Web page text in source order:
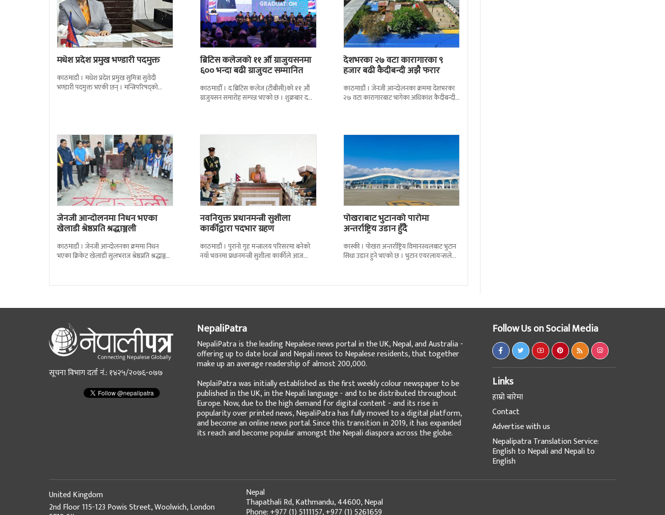
मधेश प्रदेश प्रमुख भण्डारी पदमुक्त
काठमाडौं । मधेश प्रदेश प्रमुख सुमित्रा सुवेदी
भण्डारी पदमुक्त भएकी छन् । मन्त्रिपरिषद्को
ब्रिटिस कलेजको ११ औँ ग्राजुयसनमा
६०० भन्दा बढी ग्राजुयट सम्मानित
काठमाडौँ । द ब्रिटिस कलेज (टीबीसी)को ११ औं
ग्राजुयसन समारोह सम्पन्न भएको छ । शुक्रबार द
देशभरका २७ वटा कारागारका ९
हजार बढी कैदीबन्दी अझै फरार
काठमाडौं । जेनजी आन्दोलनका क्रममा देशभरका
२७ वटा कारागारबाट भागेका अधिकांश कैदीबन्दी
जेनजी आन्दोलनमा निधन भएका
खेलाडी श्रेष्ठप्रति श्रद्धाञ्जली
काठमाडौं । जेनजी आन्दोलनका क्रममा निधन
भएका क्रिकेट खेलाडी सुलभराज श्रेष्ठप्रति श्रद्धाञ्जली
नवनियुक्त प्रधानमन्त्री सुशीला
कार्कीद्वारा पदभार ग्रहण
काठमाडौं । पुरानो गृह मन्त्रालय परिसरमा बनेको
नयाँ भवनमा प्रधानमन्त्री सुशीला कार्कीले आज
पोखराबाट भुटानको पारोमा
अन्तर्राष्ट्रिय उडान हुँदै
कास्की । पोखरा अन्तर्राष्ट्रिय विमानस्थलबाट भुटान
सिधा उडान हुने भएको छ । भुटान एयरलायन्सले
सूचना विभाग दर्ता नं.: १४२५/२०७६-०७७
NepaliPatra
NepaliPatra is the leading Nepalese news portal in the UK, Nepal, and Australia -
offering up to date local and Nepali news to Nepalese residents, that together
make up an average readership of almost 200,000.
NeplaiPatra was initially established as the first weekly colour newspaper to be
published in the UK, in the Nepali language - and to be distributed throughout
Europe. Now, due to the high demand for digital content - and its rise in
popularity over printed news, NepaliPatra has fully moved to a digital platform,
and become an online news portal. Since this transition in 2019, it has expanded
its reach and become popular amongst the Nepali diaspora across the globe.
Follow Us on Social Media
Links
हाम्रो बारेमा
Contact
Advertise with us
Nepalipatra Translation Service:
English to Nepali and Nepali to
English
United Kingdom
2nd Floor 115-123 Powis Street, Woolwich, London
Nepal
Thapathali Rd, Kathmandu, 44600, Nepal